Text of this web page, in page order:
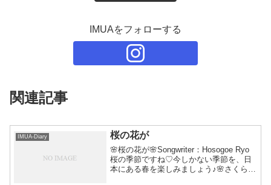
IMUAをフォローする
関連記事
IMUA-Diary 桜の花が
🌸桜の花が🌸Songwriter：Hosogoe Ryo
桜の季節ですね♡今しかない季節を、日
本にある春を楽しみましょう♪🌸さくら、